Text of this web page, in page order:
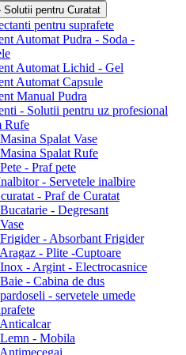
Solutii pentru Curatat
pentru suprafete
Automat Pudra - Soda -
Automat Lichid - Gel
Automat Capsule
Manual Pudra
- Solutii pentru uz profesional
Rufe
Spalat Vase
Spalat Rufe
- Praf pete
- Servetele inalbire
- Praf de Curatat
- Degresant
- Absorbant Frigider
- Plite -Cuptoare
- Argint - Electrocasnice
- Cabina de dus
- servetele umede
- Mobila